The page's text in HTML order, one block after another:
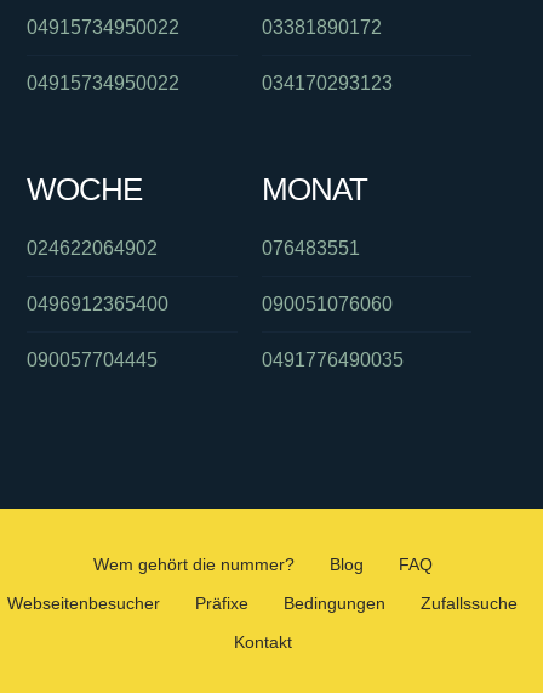
04915734950022
04915734950022
03381890172
034170293123
WOCHE
024622064902
0496912365400
090057704445
MONAT
076483551
090051076060
0491776490035
Wem gehört die nummer? Blog
FAQ
Webseitenbesucher
Präfixe Bedingungen
Zufallssuche
Kontakt